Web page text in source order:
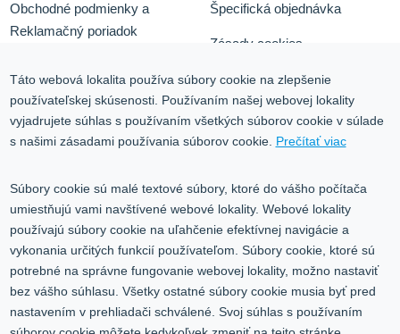
Obchodné podmienky a
Reklamačný poriadok
Služby
Kontakt
Špecifická objednávka
Zásady cookies
Ochrana osobných údajov
Blog
Kontakt
Volgogradská 9, 08001 Prešov
0917 353 303
predajna@inco-ag.sk
Táto webová lokalita používa súbory cookie na zlepšenie
používateľskej skúsenosti. Používaním našej webovej lokality
vyjadrujete súhlas s používaním všetkých súborov cookie v súlade
s našimi zásadami používania súborov cookie. Prečítať viac
Súbory cookie sú malé textové súbory, ktoré do vášho počítača
umiestňujú vami navštívené webové lokality. Webové lokality
používajú súbory cookie na uľahčenie efektívnej navigácie a
vykonania určitých funkcií používateľom. Súbory cookie, ktoré sú
potrebné na správne fungovanie webovej lokality, možno nastaviť
bez vášho súhlasu. Všetky ostatné súbory cookie musia byť pred
nastavením v prehliadači schválené. Svoj súhlas s používaním